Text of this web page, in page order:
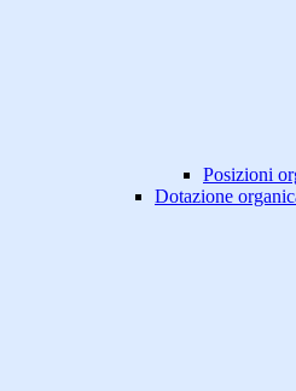
Posizioni
Dotazione